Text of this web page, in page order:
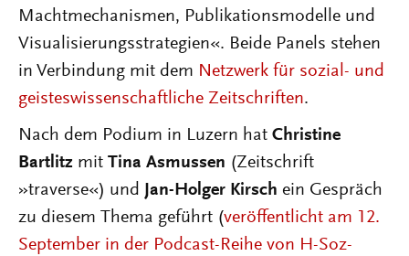
Machtmechanismen, Publikationsmodelle und
Visualisierungsstrategien«. Beide Panels stehen
in Verbindung mit dem Netzwerk für sozial- und
geisteswissenschaftliche Zeitschriften.
Nach dem Podium in Luzern hat Christine
Bartlitz mit Tina Asmussen (Zeitschrift
»traverse«) und Jan-Holger Kirsch ein Gespräch
zu diesem Thema geführt (veröffentlicht am 12.
September in der Podcast-Reihe von H-Soz-